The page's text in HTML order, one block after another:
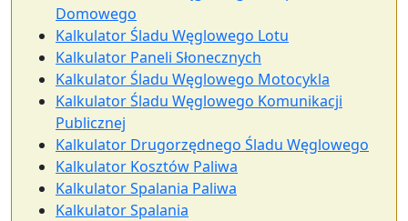
Domowego
Kalkulator Śladu Węglowego Lotu
Kalkulator Paneli Słonecznych
Kalkulator Śladu Węglowego Motocykla
Kalkulator Śladu Węglowego Komunikacji
Publicznej
Kalkulator Drugorzędnego Śladu Węglowego
Kalkulator Kosztów Paliwa
Kalkulator Spalania Paliwa
Kalkulator Spalania